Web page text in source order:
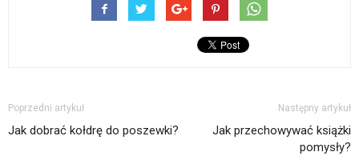
Poprzedni artykuł
Jak dobrać kołdrę do poszewki?
Następny artykuł
Jak przechowywać książki
pomysły?